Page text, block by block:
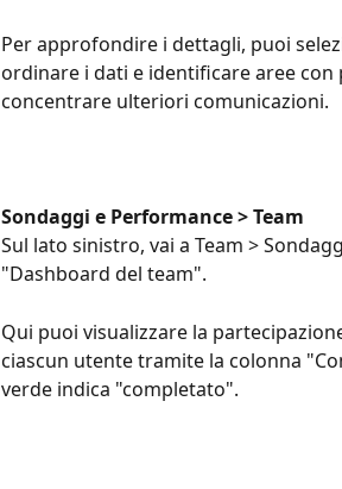
Per approfondire i dettagli, puoi
ordinare i dati e identificare aree
concentrare ulteriori comunicazioni.
Sondaggi e Performance > Team
Sul lato sinistro, vai a Team >
"Dashboard del team".
Qui puoi visualizzare la
ciascun utente tramite la colonna
verde indica "completato".